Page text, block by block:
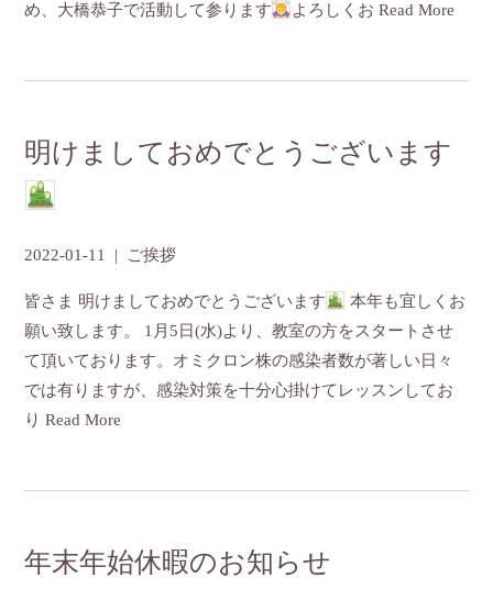
め、大橋恭子で活動して参ります
よろしくお Read More
明けましておめでとうございます
2022-01-11 | ご挨拶
皆さま 明けましておめでとうございます
本年も宜しくお
願い致します。 1月5日(水)より、教室の方をスタートさせ
て頂いております。オミクロン株の感染者数が著しい日々
では有りますが、感染対策を十分心掛けてレッスンしてお
りRead More
年末年始休暇のお知らせ